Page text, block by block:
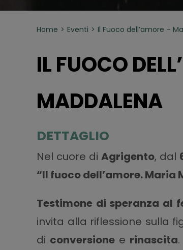
Home Eventi Il Fuoco dell’amore –
IL FUOCO
MADDALENA
DETTAGLIO
Nel cuore di Agrigento, dal
“Il fuoco dell’amore. Maria
Testimone di speranza al
invita alla riflessione sulla
di conversionee rinascita